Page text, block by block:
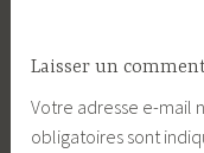
Laisser un
Votre adresse e-mail
obligatoires sont